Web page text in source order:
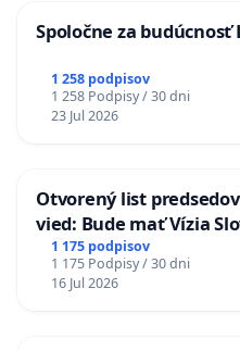
Spoločne za budúcnosť
1 258 podpisov
1 258 Podpisy / 30 dni
23 Jul 2026
Otvorený list
vied: Bude mať Vízia
chrbticu?
1 175 podpisov
1 175 Podpisy / 30 dni
16 Jul 2026